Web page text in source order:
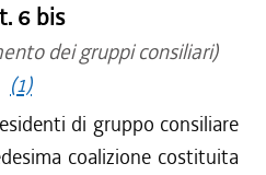
6 bis
dei gruppi consiliari)
(1)
di gruppo consiliare
coalizione costituita